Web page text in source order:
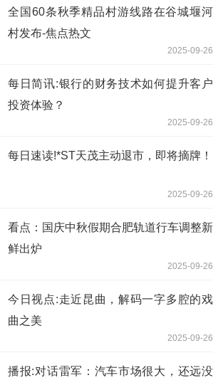
全国60条秋季精品村游线路在谷城堰河
村发布-焦点热文
2025-09-26
每日简讯:银行的财务技术如何提升客户
投资体验？
2025-09-26
每日速读!*ST天茂主动退市，即将摘牌！
2025-09-26
看点：国庆中秋假期合肥轨道行车调整新
鲜出炉
2025-09-26
今日视点:走近昆曲，解码一字多腔的戏
曲之美
2025-09-26
播报:对话雷军：汽车市场很大，还远没